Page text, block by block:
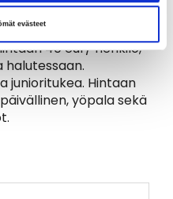
evästeet
40 eur/ henkilö,
halutessaan.
junioritukea. Hintaan
yöpala sekä